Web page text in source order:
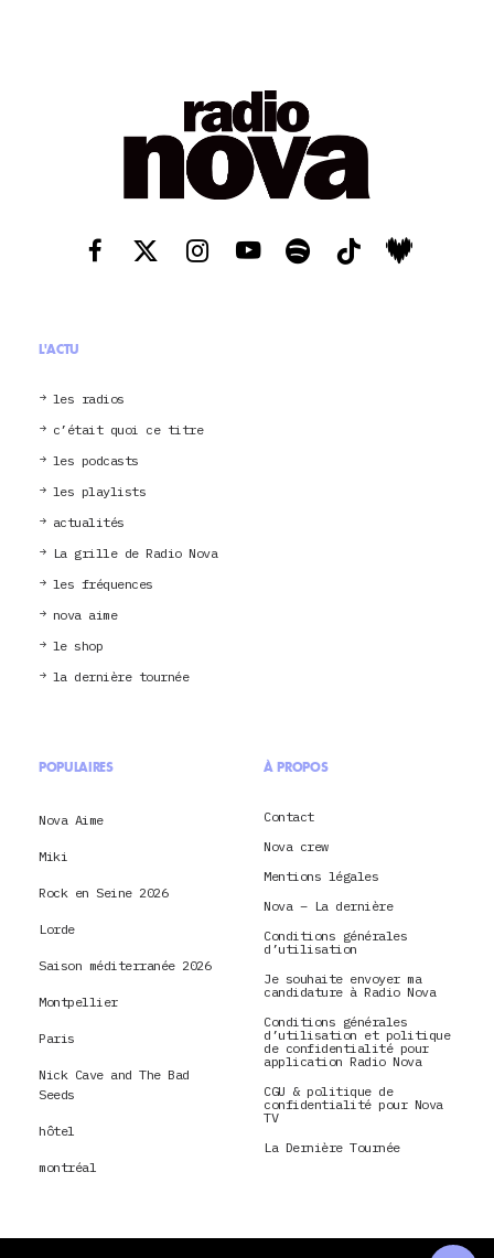
L'ACTU
les radios
c’était quoi ce titre
les podcasts
les playlists
actualités
La grille de Radio Nova
les fréquences
nova aime
le shop
la dernière tournée
POPULAIRES
Nova Aime
Miki
Rock en Seine 2026
Lorde
Saison méditerranée 2026
Montpellier
Paris
Nick Cave and The Bad
Seeds
hôtel
montréal
À PROPOS
Contact
Nova crew
Mentions légales
Nova – La dernière
Conditions générales
d’utilisation
Je souhaite envoyer ma
candidature à Radio Nova
Conditions générales
d’utilisation et politique
de confidentialité pour
application Radio Nova
CGU & politique de
confidentialité pour Nova
TV
La Dernière Tournée